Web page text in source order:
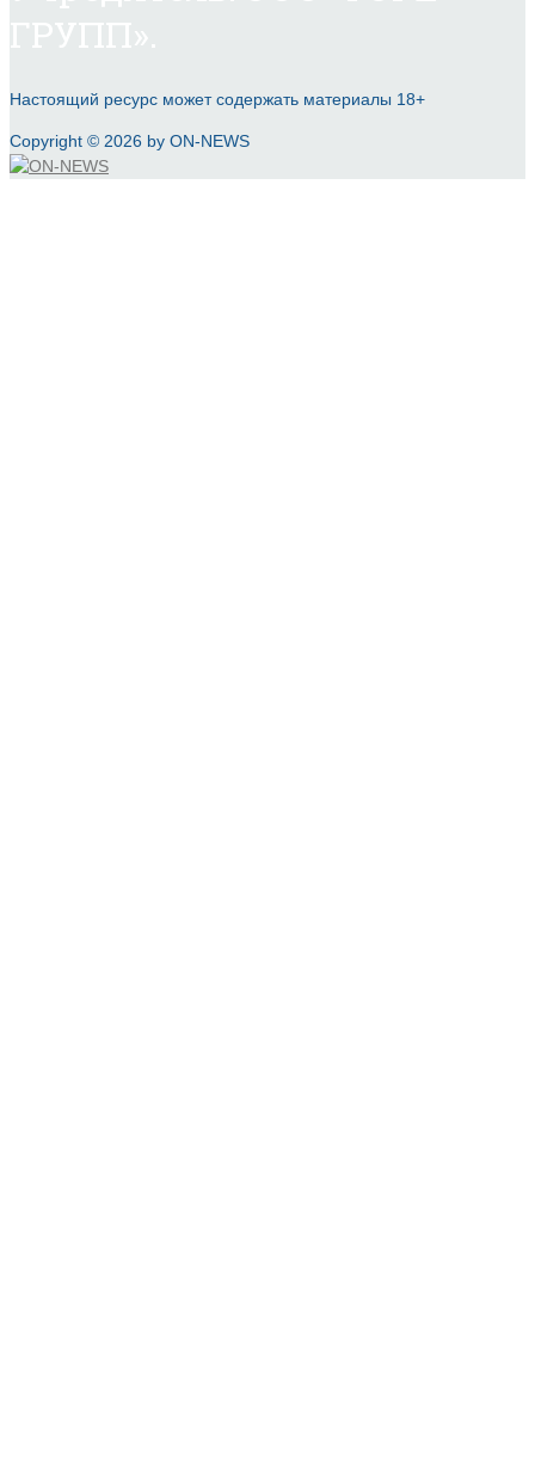
Настоящий ресурс может содержать материалы 18+
Copyright © 2026 by ON-NEWS